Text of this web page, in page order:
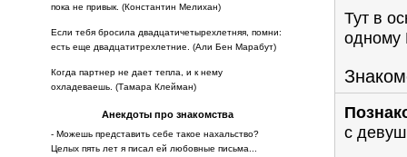
пока не привык. (Константин Мелихан)
Если тебя бросила двадцатичетырехлетняя, помни:
есть еще двадцатитрехлетние. (Али Бен Марабут)
Когда партнер не дает тепла, и к нему
охладеваешь. (Тамара Клейман)
Анекдоты про знакомства
- Можешь представить себе такое нахальство?
Целых пять лет я писал ей любовные письма...
Тут в
одному
с